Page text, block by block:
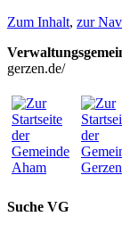
Zum Inhalt, zur
gerzen.de/
Suche VG